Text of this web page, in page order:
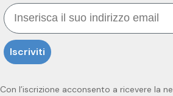
Email
Iscriviti
Con l’iscrizione acconsento a ricevere la